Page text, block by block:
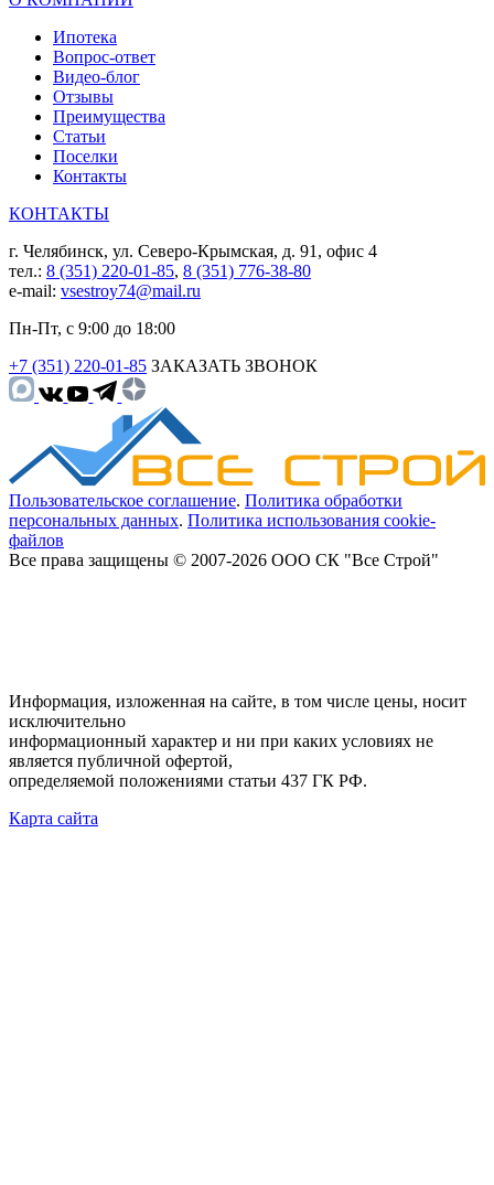
Ипотека
Вопрос-ответ
Видео-блог
Отзывы
Преимущества
Статьи
Поселки
Контакты
КОНТАКТЫ
г. Челябинск, ул. Северо-Крымская, д. 91, офис 4
тел.: 8 (351) 220-01-85, 8 (351) 776-38-80
e-mail: vsestroy74@mail.ru
Пн-Пт, с 9:00 до 18:00
+7 (351) 220-01-85 ЗАКАЗАТЬ ЗВОНОК
Пользовательское соглашение. Политика обработки
персональных данных. Политика использования cookie-
файлов
Все права защищены © 2007-2026 ООО СК "Все Строй"
Информация, изложенная на сайте, в том числе цены, носит
исключительно
информационный характер и ни при каких условиях не
является публичной офертой,
определяемой положениями статьи 437 ГК РФ.
Карта сайта